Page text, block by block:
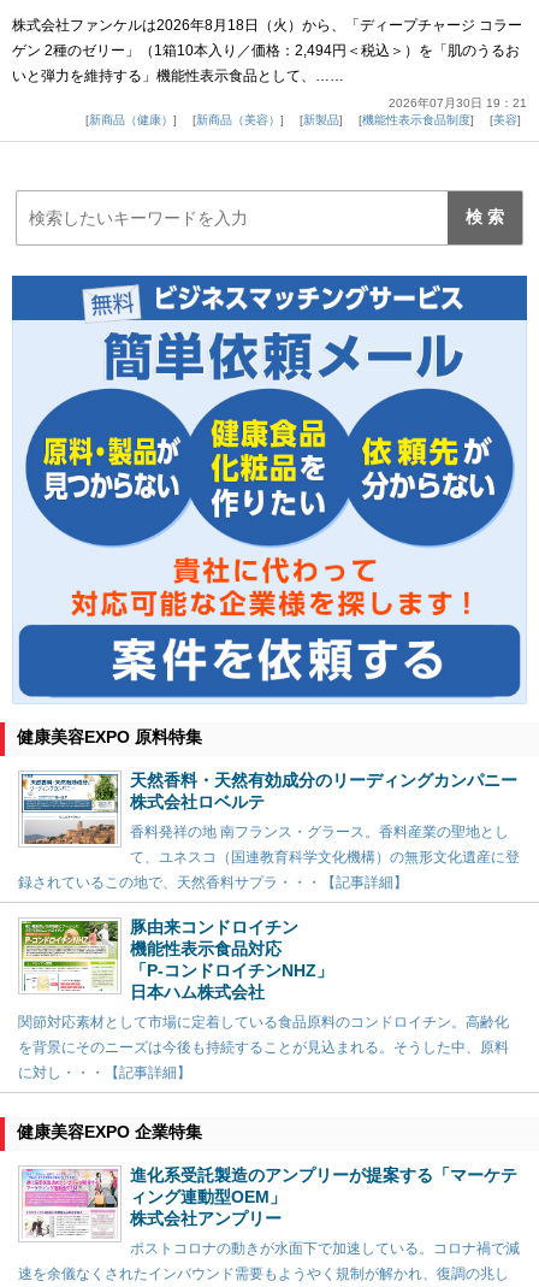
株式会社ファンケルは2026年8月18日（火）から、「ディープチャージ コラー
ゲン 2種のゼリー」（1箱10本入り／価格：2,494円＜税込＞）を「肌のうるお
いと弾力を維持する」機能性表示食品として、……
2026年07月30日 19：21
新商品（健康）
新商品（美容） 新製品 機能性表示食品制度 美容
健康美容EXPO 原料特集
天然香料・天然有効成分のリーディングカンパニー
株式会社ロベルテ
香料発祥の地 南フランス・グラース。香料産業の聖地とし
て、ユネスコ（国連教育科学文化機構）の無形文化遺産に登
録されているこの地で、天然香料サプラ・・・【記事詳細】
豚由来コンドロイチン
機能性表示食品対応
「P-コンドロイチンNHZ」
日本ハム株式会社
関節対応素材として市場に定着している食品原料のコンドロイチン。高齢化
を背景にそのニーズは今後も持続することが見込まれる。そうした中、原料
に対し・・・【記事詳細】
健康美容EXPO 企業特集
進化系受託製造のアンプリーが提案する「マーケテ
ィング連動型OEM」
株式会社アンプリー
ポストコロナの動きが水面下で加速している。コロナ禍で減
速を余儀なくされたインバウンド需要もようやく規制が解かれ、復調の兆し